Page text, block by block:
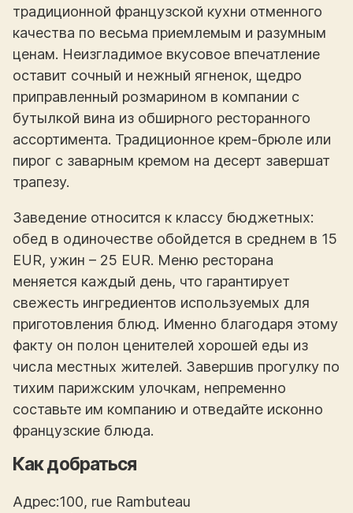
традиционной французской кухни отменного
качества по весьма приемлемым и разумным
ценам. Неизгладимое вкусовое впечатление
оставит сочный и нежный ягненок, щедро
приправленный розмарином в компании с
бутылкой вина из обширного ресторанного
ассортимента. Традиционное крем-брюле или
пирог с заварным кремом на десерт завершат
трапезу.
Заведение относится к классу бюджетных:
обед в одиночестве обойдется в среднем в 15
EUR, ужин – 25 EUR. Меню ресторана
меняется каждый день, что гарантирует
свежесть ингредиентов используемых для
приготовления блюд. Именно благодаря этому
факту он полон ценителей хорошей еды из
числа местных жителей. Завершив прогулку по
тихим парижским улочкам, непременно
составьте им компанию и отведайте исконно
французские блюда.
Как добраться
Адрес:100, rue Rambuteau